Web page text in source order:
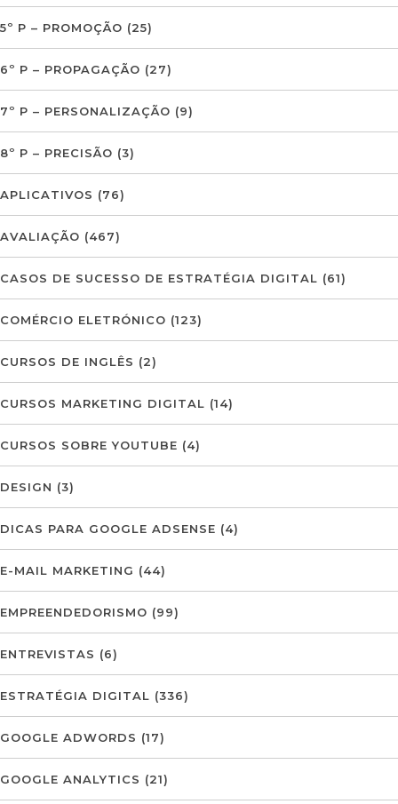
5º P – PROMOÇÃO (25)
6º P – PROPAGAÇÃO (27)
7º P – PERSONALIZAÇÃO (9)
8º P – PRECISÃO (3)
APLICATIVOS (76)
AVALIAÇÃO (467)
CASOS DE SUCESSO DE ESTRATÉGIA DIGITAL (61)
COMÉRCIO ELETRÓNICO (123)
CURSOS DE INGLÊS (2)
CURSOS MARKETING DIGITAL (14)
CURSOS SOBRE YOUTUBE (4)
DESIGN (3)
DICAS PARA GOOGLE ADSENSE (4)
E-MAIL MARKETING (44)
EMPREENDEDORISMO (99)
ENTREVISTAS (6)
ESTRATÉGIA DIGITAL (336)
GOOGLE ADWORDS (17)
GOOGLE ANALYTICS (21)